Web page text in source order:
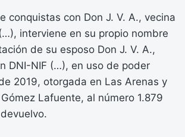
conquistas con Don J. V. A., vecina
interviene en su propio nombre
de su esposo Don J. V. A.,
DNI-NIF (…), en uso de poder
2019, otorgada en Las Arenas y
Lafuente, al número 1.879